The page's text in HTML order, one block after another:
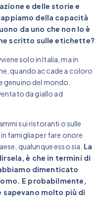
e delle storie e
della capacità
da uno che non lo è
scritto sulle etichette?
solo in Italia, ma in
quando accade a coloro
genuino del mondo,
da giallo ad
sui ristoranti o sulle
famiglia per fare onore
qualunque esso sia. La
è che in termini di
dimenticato
E probabilmente,
sapevano molto più di